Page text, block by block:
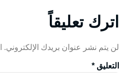
اترك تعليقاً
لن يتم نشر عنوان بريدك الإلكتروني.
التعليق *